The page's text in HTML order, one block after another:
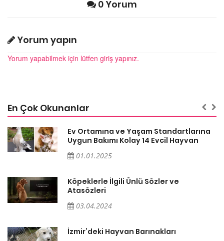
0 Yorum
Yorum yapın
Yorum yapabilmek için lütfen giriş yapınız.
En Çok Okunanlar
Ev Ortamına ve Yaşam Standartlarına
Uygun Bakımı Kolay 14 Evcil Hayvan
01.01.2025
Köpeklerle İlgili Ünlü Sözler ve
Atasözleri
03.04.2024
İzmir’deki Hayvan Barınakları